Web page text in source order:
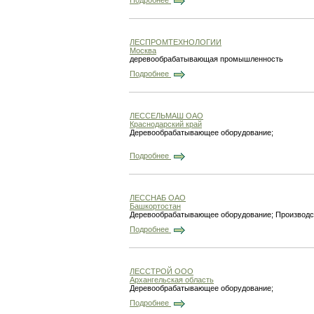
ЛЕСПРОМТЕХНОЛОГИИ
Москва
деревообрабатывающая промышленность
Подробнее
ЛЕССЕЛЬМАШ ОАО
Краснодарский край
Деревообрабатывающее оборудование;
Подробнее
ЛЕССНАБ ОАО
Башкортостан
Деревообрабатывающее оборудование;
Подробнее
ЛЕССТРОЙ ООО
Архангельская область
Деревообрабатывающее оборудование;
Подробнее